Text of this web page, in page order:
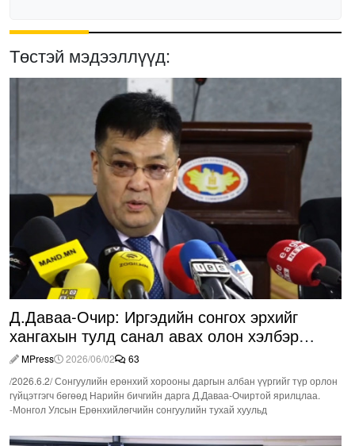
Төстэй мэдээллүүд:
Д.Даваа-Очир: Иргэдийн сонгох эрхийг
хангахын тулд санал авах олон хэлбэр
нэвтрүүлэх шаардлагатай
MPress 2026/06/02
63
/2026.6.2/ Сонгуулийн ерөнхий хорооны даргын албан үүргийг түр орлон
гүйцэтгэгч бөгөөд Нарийн бичгийн дарга Д.Даваа-Очиртой ярилцлаа.
-Монгол Улсын Ерөнхийлөгчийн сонгуулийн тухай хуульд